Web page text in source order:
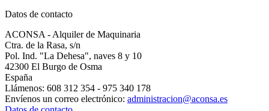
Datos de contacto
ACONSA - Alquiler de Maquinaria
Ctra. de la Rasa, s/n
Pol. Ind. "La Dehesa", naves 8 y 10
42300 El Burgo de Osma
España
Llámenos: 608 312 354 - 975 340 178
Envíenos un correo electrónico: administracion@aconsa.es